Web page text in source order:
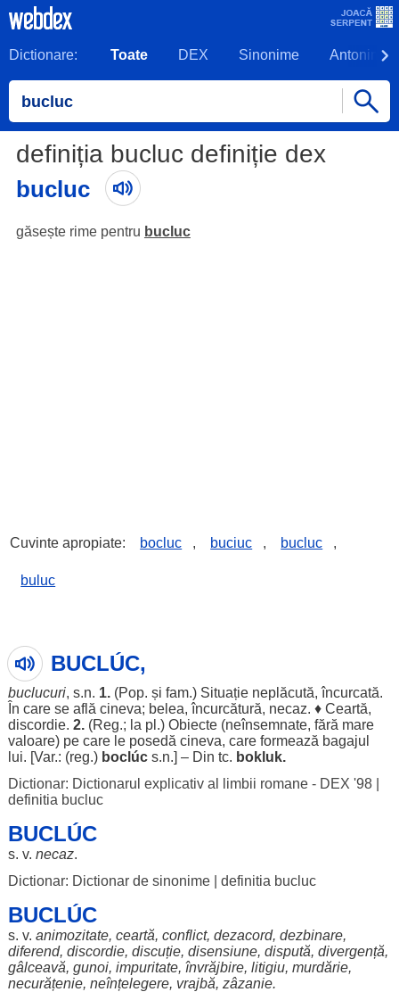
Dictionare: Toate DEX Sinonime Antonime
definiția bucluc definiție dex
bucluc
găsește rime pentru bucluc
Cuvinte apropiate: bocluc , buciuc , bucluc ,
buluc
BUCLÚC,
buclucuri, s.n. 1.(Pop. și fam.) Situație neplăcută,încurcată.
În care se află cineva; belea,încurcătură, necaz. ♦ Ceartă,
discordie. 2.(Reg.; la pl.) Obiecte(neînsemnate, fără mare
valoare) pe care le posedă cineva, care formează bagajul
lui. [Var.: (reg.) boclúcs.n.] – Din tc. bokluk.
Dictionar: Dictionarul explicativ al limbii romane - DEX '98|
definitia bucluc
BUCLÚC
s. v. necaz.
Dictionar: Dictionar de sinonime| definitia bucluc
BUCLÚC
s. v. animozitate, ceartă, conflict, dezacord, dezbinare,
diferend, discordie, discuție, disensiune, dispută, divergență,
gâlceavă, gunoi, impuritate, învrăjbire, litigiu, murdărie,
necurățenie, neînțelegere, vrajbă, zâzanie.